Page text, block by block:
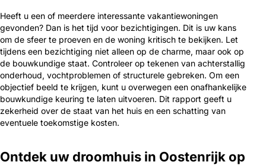
Heeft u een of meerdere interessante vakantiewoningen
gevonden? Dan is het tijd voor bezichtigingen. Dit is uw kans
om de sfeer te proeven en de woning kritisch te bekijken. Let
tijdens een bezichtiging niet alleen op de charme, maar ook op
de bouwkundige staat. Controleer op tekenen van achterstallig
onderhoud, vochtproblemen of structurele gebreken. Om een
objectief beeld te krijgen, kunt u overwegen een onafhankelijke
bouwkundige keuring te laten uitvoeren. Dit rapport geeft u
zekerheid over de staat van het huis en een schatting van
eventuele toekomstige kosten.
Ontdek uw droomhuis in Oostenrijk op